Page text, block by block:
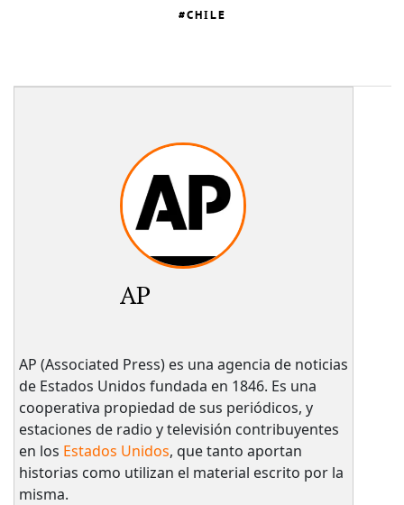
CHILE
AP
AP (Associated Press) es una agencia de noticias
de Estados Unidos fundada en 1846. Es una
cooperativa propiedad de sus periódicos, y
estaciones de radio y televisión contribuyentes
en los Estados Unidos, que tanto aportan
historias como utilizan el material escrito por la
misma.